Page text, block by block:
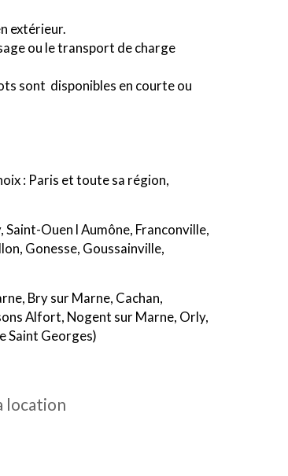
extérieur.
ou le transport de charge
sont disponibles en courte ou
: Paris et toute sa région,
Ouen l Aumône, Franconville,
Gonesse, Goussainville,
Bry sur Marne, Cachan,
Alfort, Nogent sur Marne, Orly,
Saint Georges)
Bagneux, Colombes, Bourg la
La Garenne Colombes, Le
Villeneuve la Garenne)
location